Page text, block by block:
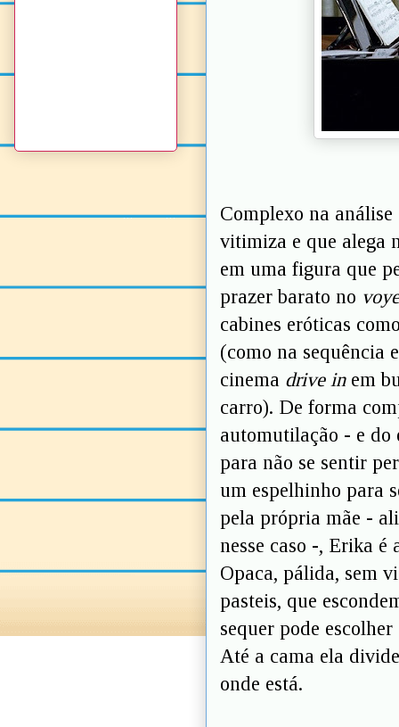
Complexo na análise
vitimiza e que alega
em uma figura que
prazer barato no
cabines eróticas
(como na sequência
cinema drive in em
carro). De forma
automutilação - e do
para não se sentir
um espelhinho para
pela própria mãe -
nesse caso -, Erika é
Opaca, pálida, sem
pasteis, que
sequer pode
Até a cama ela
onde está.